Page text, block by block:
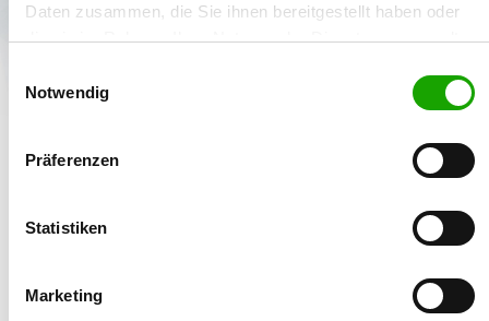
Daten zusammen, die Sie ihnen bereitgestellt haben oder
die sie im Rahmen Ihrer Nutzung der Dienste gesammelt
Sie unsere Webseite weiterhin nutzen.
Notwendig
Präferenzen
Statistiken
Marketing
Zwinger Welpenangebote Deckakte
© 2026 - Verein für Deutsche Schäferhunde (SV) e.V.